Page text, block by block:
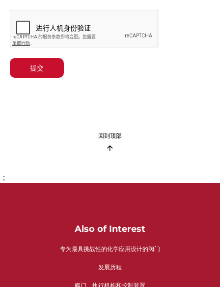
提交
回到顶部
；
Also of Interest
专为最具挑战性的化学应用设计的阀门
发展历程
阀门、执行机构和控制装置